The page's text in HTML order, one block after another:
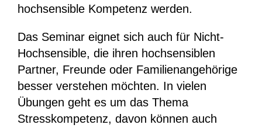
hochsensible Kompetenz werden.
Das Seminar eignet sich auch für Nicht-
Hochsensible, die ihren hochsensiblen
Partner, Freunde oder Familienangehörige
besser verstehen möchten. In vielen
Übungen geht es um das Thema
Stresskompetenz, davon können auch